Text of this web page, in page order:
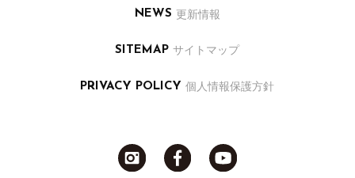
NEWS 更新情報
SITEMAP サイトマップ
PRIVACY POLICY 個人情報保護方針